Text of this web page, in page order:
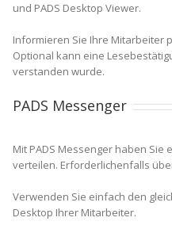
und PADS Desktop Viewer.
Informieren Sie Ihre Mitarbeiter
Optional kann eine
verstanden wurde.
PADS Messenger
Mit PADS Messenger haben
verteilen. Erforderlichenfalls
Verwenden Sie einfach den
Desktop Ihrer Mitarbeiter.